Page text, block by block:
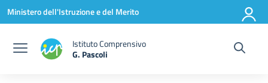
Vai ai contenuti
Vai al menu di navigazione
Vai al footer
Ministero dell'Istruzione e del Merito
Istituto Comprensivo
G. Pascoli